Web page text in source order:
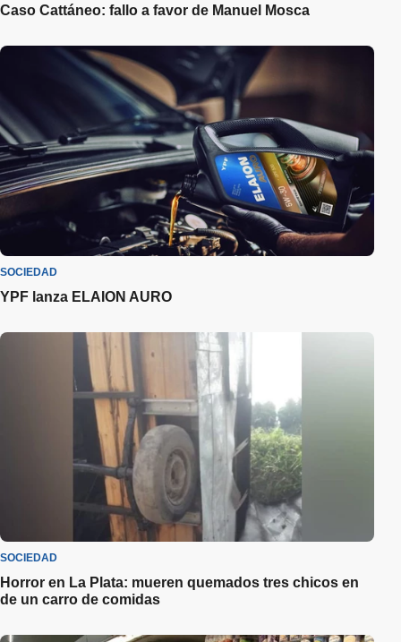
Caso Cattáneo: fallo a favor de Manuel Mosca
SOCIEDAD
YPF lanza ELAION AURO
SOCIEDAD
Horror en La Plata: mueren quemados tres chicos en
de un carro de comidas